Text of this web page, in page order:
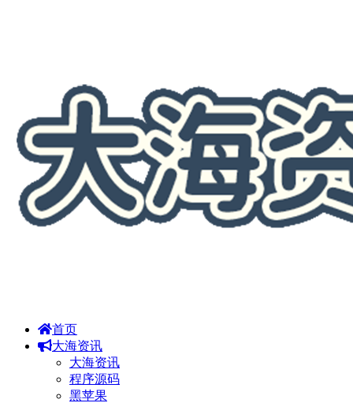
首页
大海资讯
大海资讯
程序源码
黑苹果